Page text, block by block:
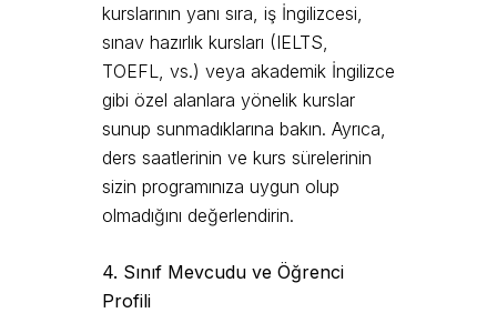
kurslarının yanı sıra, iş İngilizcesi,
sınav hazırlık kursları (IELTS,
TOEFL, vs.) veya akademik İngilizce
gibi özel alanlara yönelik kurslar
sunup sunmadıklarına bakın. Ayrıca,
ders saatlerinin ve kurs sürelerinin
sizin programınıza uygun olup
olmadığını değerlendirin.
4. Sınıf Mevcudu ve Öğrenci
Profili